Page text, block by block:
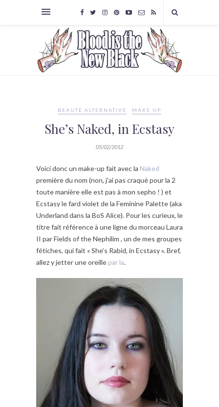
BEAUTÉ ALTERNATIVE MAKE UP
She’s Naked, in Ecstasy
05/02/2012
Voici donc un make-up fait avec la Naked
première du nom (non, j’ai pas craqué pour la 2
toute manière elle est pas à mon sepho ! ) et
Ecstasy le fard violet de la Feminine Palette (aka
Underland dans la BoS Alice). Pour les curieux, le
titre fait référence à une ligne du morceau Laura
II par Fields of the Nephilim , un de mes groupes
fétiches, qui fait « She’s Rabid, in Ecstasy ». Bref,
allez y jetter une oreille par la.